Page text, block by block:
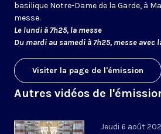
basilique Notre-Dame de la Garde, à
messe.
Le lundi à 7h25, la messe
Du mardi au samedi à 7h25, messe avec
Visiter la page de l'émission
Autres vidéos de
Jeudi 6 août